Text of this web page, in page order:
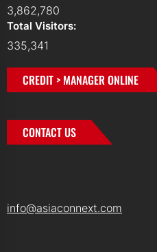
3,862,780
Total Visitors:
335,341
CREDIT > MANAGER ONLINE
CONTACT US
info@asiaconnext.com